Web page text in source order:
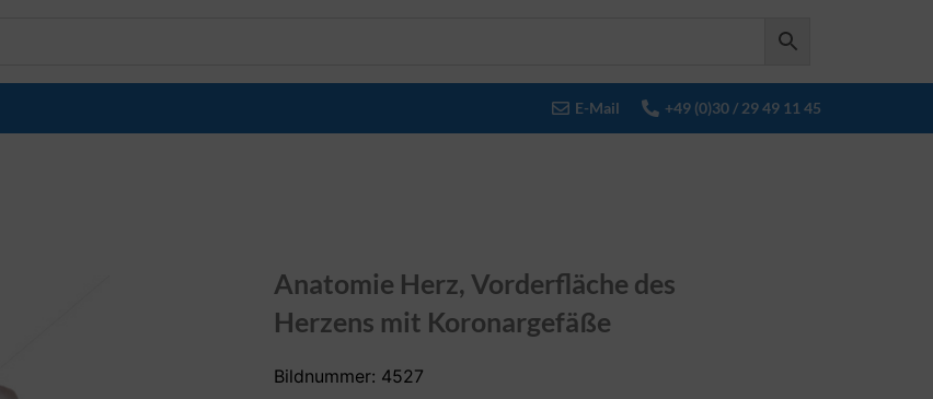
E-Mail +49 (0)30 / 29 49 11 45
Anatomie Herz, Vorderfläche des
Herzens mit Koronargefäße
Bildnummer: 4527